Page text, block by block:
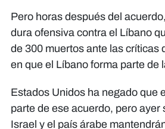
Pero horas después del
dura ofensiva contra el Líbano
de 300 muertos ante las críticas
en que el Líbano forma parte de
Estados Unidos ha negado que
parte de ese acuerdo, pero ayer
Israel y el país árabe